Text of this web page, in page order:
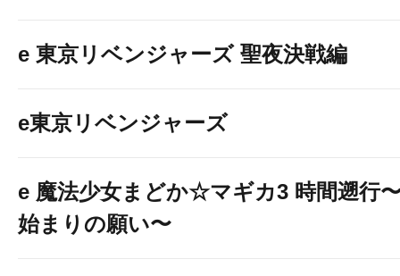
e 東京リベンジャーズ 聖夜決戦編
e東京リベンジャーズ
e 魔法少女まどか☆マギカ3 時間遡行
始まりの願い〜